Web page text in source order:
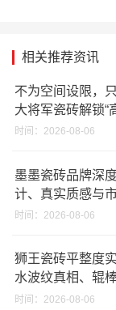
相关推荐资讯
不为空间设限，
大将军瓷砖解锁“
时间：2026-08-06
墨墨瓷砖品牌深
计、真实质感与
时间：2026-08-06
狮王瓷砖平整度
水波纹真相、辊
准选购指南
时间：2026-08-06